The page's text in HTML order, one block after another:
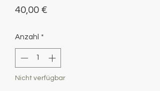
40,00 €Preis
Anzahl *
Nicht verfügbar